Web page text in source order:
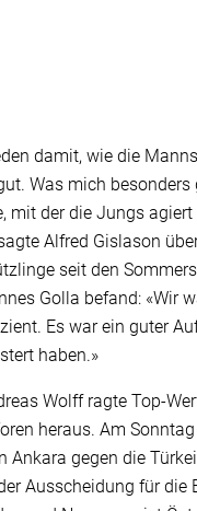
damit, wie die
Was mich besonders
mit der die Jungs agiert
Alfred Gislason
seit den
Golla befand: «Wir
Es war ein guter
haben.»
Wolff ragte Top-
heraus. Am
Ankara gegen die
Ausscheidung für die